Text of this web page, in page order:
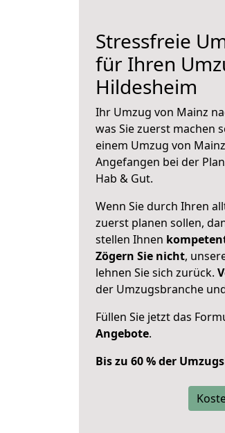
Stressfreie
für Ihren
Hildesheim
Ihr Umzug von Mainz
was Sie zuerst machen
einem Umzug von
Angefangen bei der
Hab & Gut.
Wenn Sie durch Ihren
zuerst planen sollen,
stellen Ihnen
Zögern Sie nicht,
lehnen Sie sich zurück.
der Umzugsbranche
Füllen Sie jetzt das
Angebote.
Bis zu 60 % der